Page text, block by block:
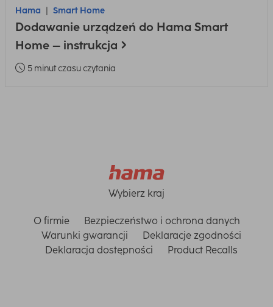
Hama Smart Home
Dodawanie urządzeń do Hama Smart
Home – instrukcja
5 minut czasu czytania
Wybierz kraj
O firmie
Bezpieczeństwo i ochrona danych
Warunki gwarancji
Deklaracje zgodności
Deklaracja dostępności
Product Recalls